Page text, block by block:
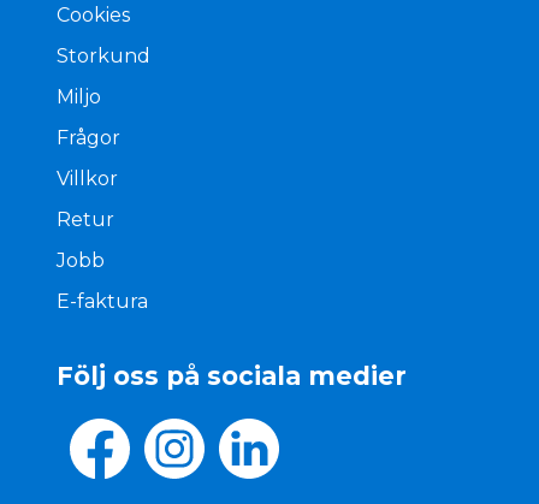
Cookies
Storkund
Miljo
Frågor
Villkor
Retur
Jobb
E-faktura
Följ oss på sociala medier